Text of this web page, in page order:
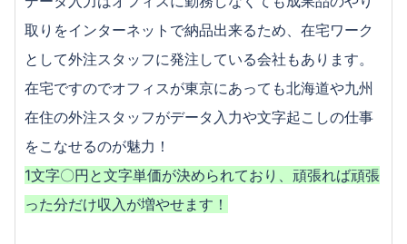
取りをインターネットで納品出来るため、在宅ワーク
として外注スタッフに発注している会社もあります。
在宅ですのでオフィスが東京にあっても北海道や九州
在住の外注スタッフがデータ入力や文字起こしの仕事
をこなせるのが魅力！
1文字〇円と文字単価が決められており、頑張れば頑張
った分だけ収入が増やせます！